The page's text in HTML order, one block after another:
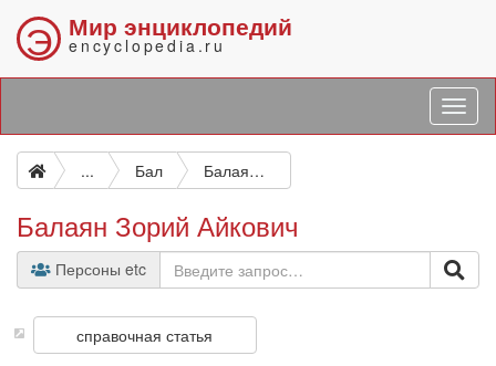
Э Мир энциклопедий
encyclopedia.ru
... Бал Балаян Зорий Айкович
Балаян Зорий Айкович
Персоны etc
справочная статья